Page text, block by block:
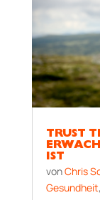
TRUST
IST
vonChris
Gesundheit,